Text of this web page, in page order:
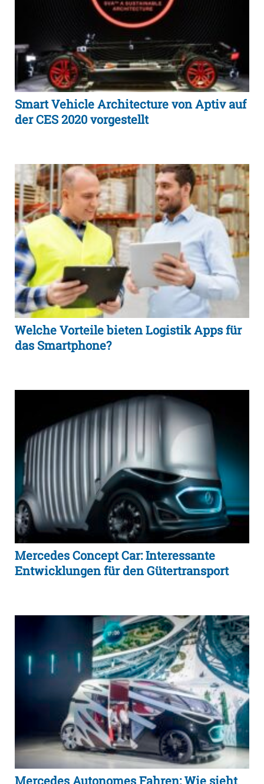
Smart Vehicle Architecture von Aptiv auf
der CES 2020 vorgestellt
Welche Vorteile bieten Logistik Apps für
das Smartphone?
Mercedes Concept Car: Interessante
Entwicklungen für den Gütertransport
Mercedes Autonomes Fahren: Wie sieht